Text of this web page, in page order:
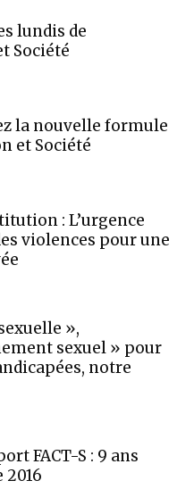
lundis de
Société
la nouvelle formule
et Société
: L’urgence
violences pour une
»,
sexuel » pour
notre
FACT-S : 9 ans
2016